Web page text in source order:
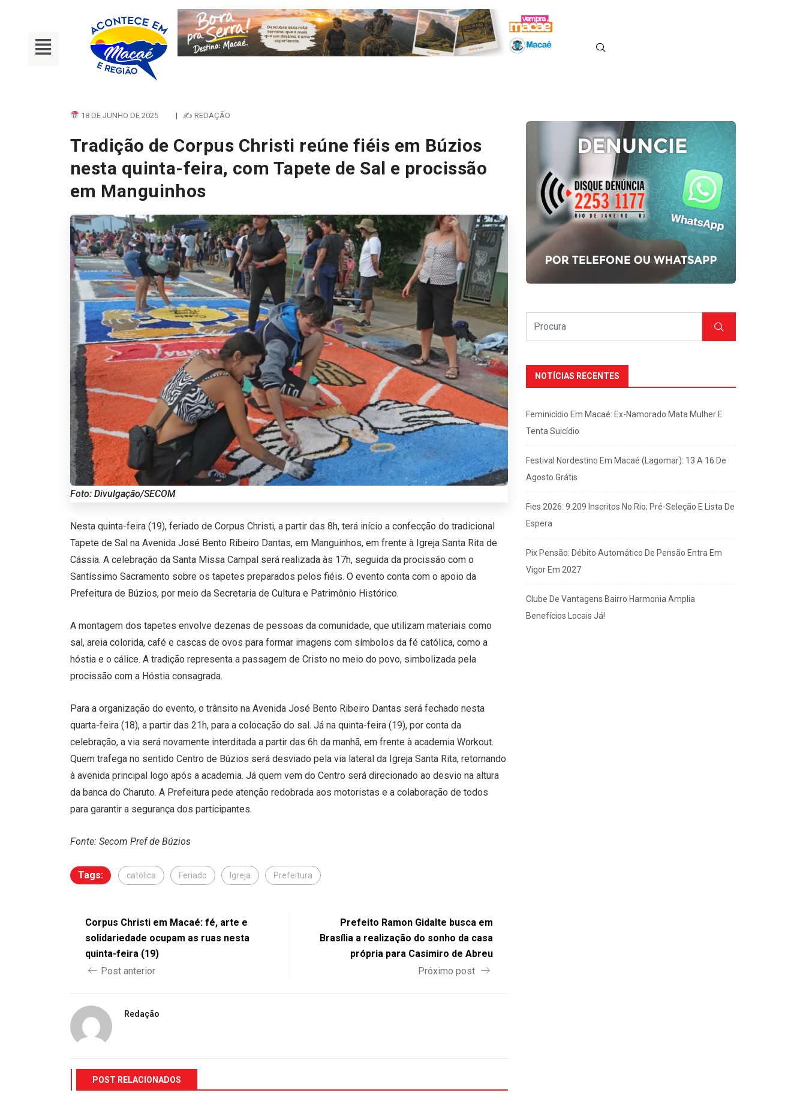
18 DE JUNHO DE 2025 | ✍ REDAÇÃO
Tradição de Corpus Christi reúne fiéis em Búzios
nesta quinta-feira, com Tapete de Sal e procissão
em Manguinhos
Foto: Divulgação/SECOM
Nesta quinta-feira (19), feriado de Corpus Christi, a partir das 8h, terá início a confecção do tradicional
Tapete de Sal na Avenida José Bento Ribeiro Dantas, em Manguinhos, em frente à Igreja Santa Rita de
Cássia. A celebração da Santa Missa Campal será realizada às 17h, seguida da procissão com o
Santíssimo Sacramento sobre os tapetes preparados pelos fiéis. O evento conta com o apoio da
Prefeitura de Búzios, por meio da Secretaria de Cultura e Patrimônio Histórico.
A montagem dos tapetes envolve dezenas de pessoas da comunidade, que utilizam materiais como
sal, areia colorida, café e cascas de ovos para formar imagens com símbolos da fé católica, como a
hóstia e o cálice. A tradição representa a passagem de Cristo no meio do povo, simbolizada pela
procissão com a Hóstia consagrada.
Para a organização do evento, o trânsito na Avenida José Bento Ribeiro Dantas será fechado nesta
quarta-feira (18), a partir das 21h, para a colocação do sal. Já na quinta-feira (19), por conta da
celebração, a via será novamente interditada a partir das 6h da manhã, em frente à academia Workout.
Quem trafega no sentido Centro de Búzios será desviado pela via lateral da Igreja Santa Rita, retornando
à avenida principal logo após a academia. Já quem vem do Centro será direcionado ao desvio na altura
da banca do Charuto. A Prefeitura pede atenção redobrada aos motoristas e a colaboração de todos
para garantir a segurança dos participantes.
Fonte: Secom Pref de Búzios
Tags: católica Feriado Igreja Prefeitura
Corpus Christi em Macaé: fé, arte e
solidariedade ocupam as ruas nesta
quinta-feira (19)
Post anterior
Prefeito Ramon Gidalte busca em
Brasília a realização do sonho da casa
própria para Casimiro de Abreu
Próximo post
Redação
POST RELACIONADOS
NOTÍCIAS RECENTES
Feminicídio Em Macaé: Ex-Namorado Mata Mulher E
Tenta Suicídio
Festival Nordestino Em Macaé (Lagomar): 13 A 16 De
Agosto Grátis
Fies 2026: 9.209 Inscritos No Rio; Pré-Seleção E Lista De
Espera
Pix Pensão: Débito Automático De Pensão Entra Em
Vigor Em 2027
Clube De Vantagens Bairro Harmonia Amplia
Benefícios Locais Já!